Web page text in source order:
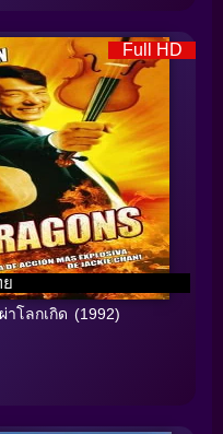
Full HD
โลกเกิด (1992)